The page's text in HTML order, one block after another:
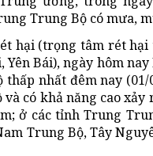
Trung Bộ có mưa,
hại (trọng tâm rét hại
Yên Bái), ngày hôm
nhất đêm nay
có khả năng cao
ở các tỉnh Trung
Trung Bộ, Tây